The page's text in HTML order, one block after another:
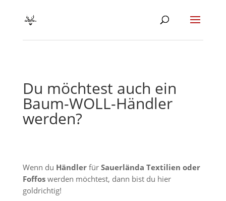
Du möchtest auch ein
Baum-WOLL-Händler
werden?
Wenn du HändlerfürSauerlända Textilien oder
Foffoswerden möchtest, dann bist du hier
goldrichtig!